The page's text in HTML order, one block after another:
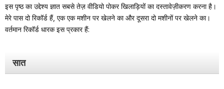
इस पृष्ठ का उद्देश्य ज्ञात सबसे तेज़ वीडियो पोकर खिलाड़ियों का दस्तावेज़ीकरण करना है।
मेरे पास दो रिकॉर्ड हैं, एक एक मशीन पर खेलने का और दूसरा दो मशीनों पर खेलने का।
वर्तमान रिकॉर्ड धारक इस प्रकार हैं:
सात